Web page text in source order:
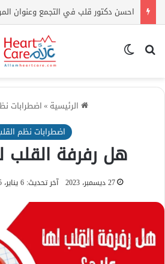
احسن دكتور قلب في التجمع وعنوان
بحث عن
الرئيسية »اضطرابات
اضطرابات نظم
هل رفرفة القلب
27 ديسمبر، 2023 آخر تحديث: 6 يناير، 2025